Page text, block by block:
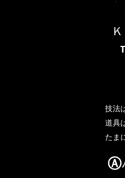
Ｋｏ
技法
道具
たま
Ⓐ